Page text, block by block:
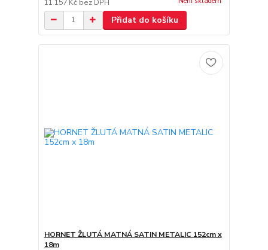
11 157 Kč bez DPH
Přidat do košíku
HORNET ŽLUTÁ MATNÁ SATIN METALIC 152cm x
18m